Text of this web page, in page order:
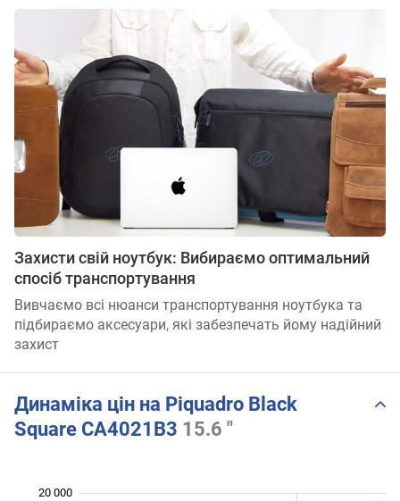
Захисти свій ноутбук: Вибираємо оптимальний
спосіб транспортування
Вивчаємо всі нюанси транспортування ноутбука та
підбираємо аксесуари, які забезпечать йому надійний
захист
Динаміка цін на Piquadro Black
Square CA4021B3 15.6 "
20 000